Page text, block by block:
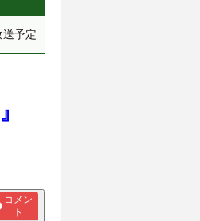
予定
コメン
ト